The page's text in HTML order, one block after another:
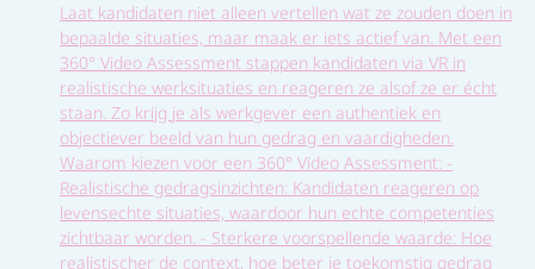
Laat kandidaten niet alleen vertellen wat ze zouden doen in
bepaalde situaties, maar maak er iets actief van. Met een
360° Video Assessment stappen kandidaten via VR in
realistische werksituaties en reageren ze alsof ze er écht
staan. Zo krijg je als werkgever een authentiek en
objectiever beeld van hun gedrag en vaardigheden.
Waarom kiezen voor een 360° Video Assessment: -
Realistische gedragsinzichten: Kandidaten reageren op
levensechte situaties, waardoor hun echte competenties
zichtbaar worden. - Sterkere voorspellende waarde: Hoe
realistischer de context, hoe beter je toekomstig gedrag